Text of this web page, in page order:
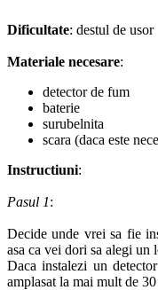
Dificultate: destul de usor
Materiale necesare:
detector de fum
baterie
surubelnita
scara (daca este
Instructiuni:
Pasul 1:
Decide unde vrei sa fie
asa ca vei dori sa alegi un
Daca instalezi un
amplasat la mai mult de